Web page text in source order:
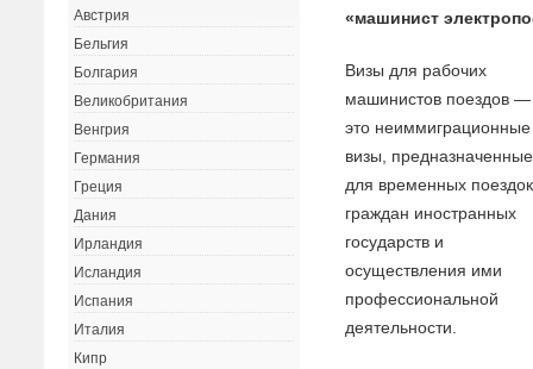
«машинист
Визы для рабочих
машинистов поездов —
это неиммиграционные
визы, предназначенные
для временных поездок
граждан иностранных
государств и
осуществления ими
профессиональной
деятельности.
Австрия
Бельгия
Болгария
Великобритания
Венгрия
Германия
Греция
Дания
Ирландия
Исландия
Испания
Италия
Кипр